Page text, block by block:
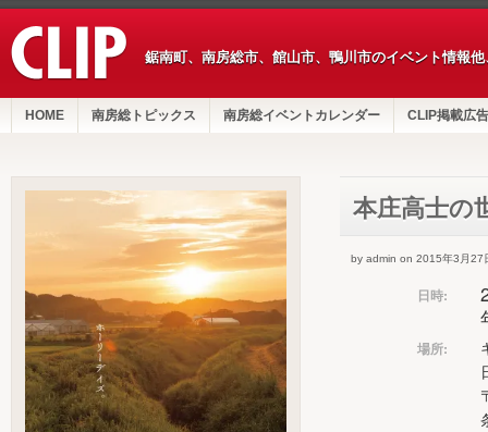
鋸南町、南房総市、館山市、鴨川市のイベント情報
HOME 南房総トピックス 南房総イベントカレンダー CLIP掲載広告
本庄高士の
by admin on 2015年3月27
日時:
場所: